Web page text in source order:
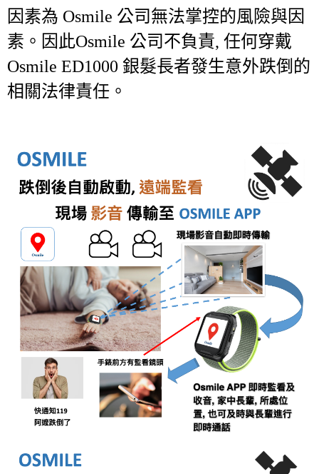
因素為 Osmile 公司無法掌控的風險與因
素。因此Osmile 公司不負責, 任何穿戴
Osmile ED1000 銀髮長者發生意外跌倒的
相關法律責任。